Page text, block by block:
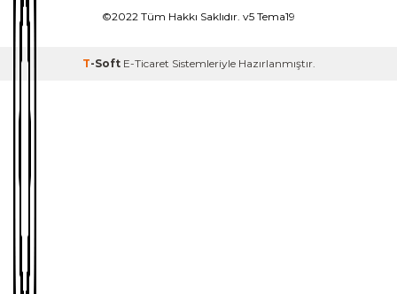
©2022 Tüm Hakkı Saklıdır. v5 Tema19
T-Soft E-Ticaret Sistemleriyle Hazırlanmıştır.